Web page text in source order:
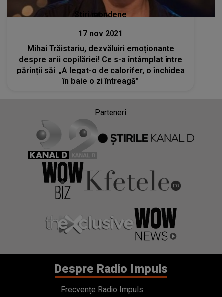
Stiri mondene
17 nov 2021
Mihai Trăistariu, dezvăluiri emoționante
despre anii copilăriei! Ce s-a întâmplat între
părinții săi: „A legat-o de calorifer, o închidea
în baie o zi întreagă”
Parteneri:
Despre Radio Impuls
Frecvențe Radio Impuls